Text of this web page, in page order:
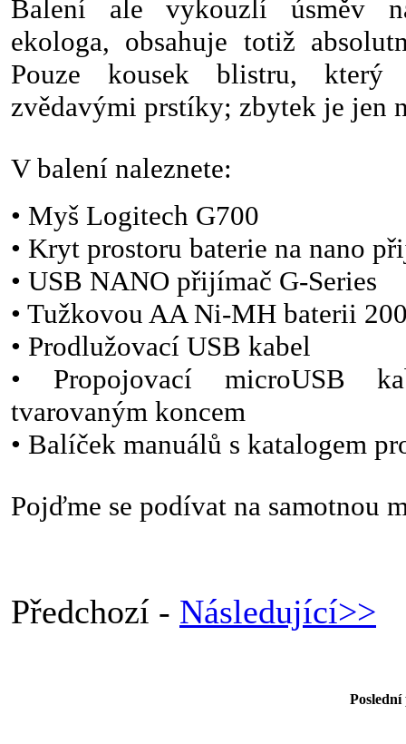
Balení ale vykouzlí úsměv
ekologa, obsahuje totiž
Pouze kousek blistru,
zvědavými prstíky; zbytek je jen
V balení naleznete:
• Myš Logitech G700
• Kryt prostoru baterie na nano
• USB NANO přijímač G-Series
• Tužkovou AA Ni-MH baterii
• Prodlužovací USB kabel
• Propojovací microUSB
tvarovaným koncem
• Balíček manuálů s katalogem
Pojďme se podívat na samotnou
Předchozí - Následující>>